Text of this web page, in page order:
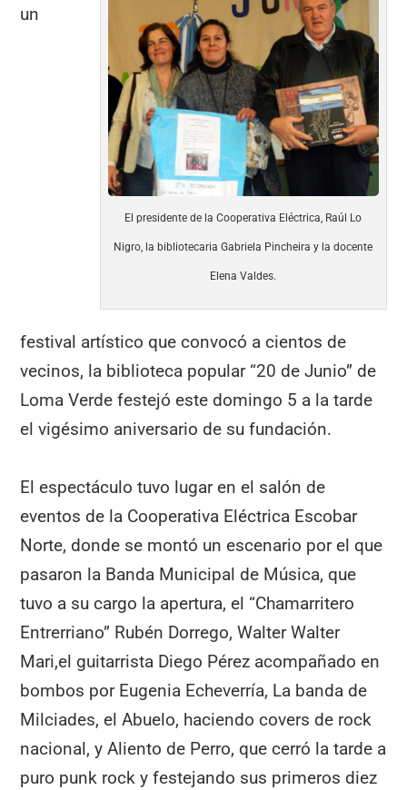
El presidente de la Cooperativa Eléctrica, Raúl Lo
Nigro, la bibliotecaria Gabriela Pincheira y la docente
Elena Valdes.
un
festival artístico que convocó a cientos de
vecinos, la biblioteca popular “20 de Junio” de
Loma Verde festejó este domingo 5 a la tarde
el vigésimo aniversario de su fundación.
El espectáculo tuvo lugar en el salón de
eventos de la Cooperativa Eléctrica Escobar
Norte, donde se montó un escenario por el que
pasaron la Banda Municipal de Música, que
tuvo a su cargo la apertura, el “Chamarritero
Entrerriano” Rubén Dorrego, Walter Walter
Mari,el guitarrista Diego Pérez acompañado en
bombos por Eugenia Echeverría, La banda de
Milciades, el Abuelo, haciendo covers de rock
nacional, y Aliento de Perro, que cerró la tarde a
puro punk rock y festejando sus primeros diez